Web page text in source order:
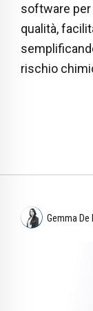
software
qualità,
rischio
Gemma De